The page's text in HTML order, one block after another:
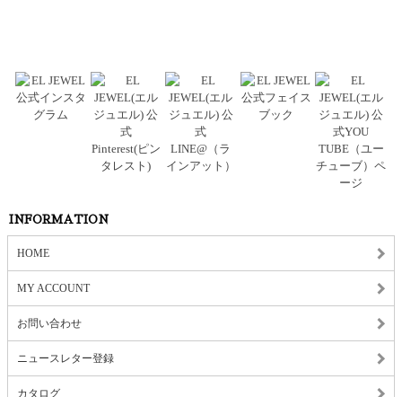
INFORMATION
HOME
MY ACCOUNT
お問い合わせ
ニュースレター登録
カタログ